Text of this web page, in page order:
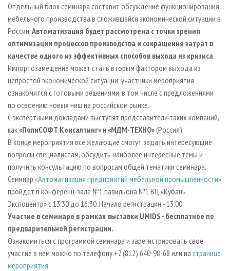
Отдельный блок семинара составит обсуждение функционирования
мебельного производства в сложившейся экономической ситуации в
России.Автоматизация будет рассмотрена с точки зрения
оптимизации процессов производства и сокращения затрат в
качестве одного из эффективных способов выхода из кризиса.
Импортозамещение может стать вторым фактором выхода из
непростой экономической ситуации: участники мероприятия
ознакомятся с готовыми решениями, в том числе с предложениями
по освоению новых ниш на российском рынке.
С экспертными докладами выступят представители таких компаний,
как«ПолиСОФТ Консалтинг»и «МДМ-ТЕХНО»(Россия).
В конце мероприятия все желающие смогут задать интересующие
вопросы специалистам, обсудить наиболее интересные темы и
получить консультацию по вопросам общей тематики семинара.
Семинар «Автоматизация предприятий мебельной промышленности»
пройдет в конференц-зале №1 павильона №1 ВЦ «Кубань
Экспоцентр» с 13.30 до 16.30. Начало регистрации - 13.00.
Участие в семинаре в рамках выставки UMIDS - бесплатное по
предварительной регистрации.
Ознакомиться с программой семинара и зарегистрировать свое
участие в нем можно по телефону +7 (812) 640-98-68 или на странице
мероприятия.